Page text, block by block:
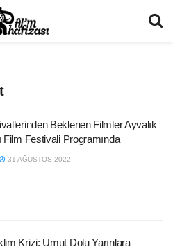
Beklenen Filmler Ayvalık
Film Festivali Programında
31 AĞUSTOS 2022
Krizi: Umut Dolu Yarınlara